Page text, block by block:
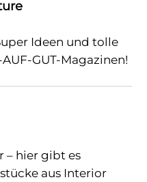
Ideen und tolle
GUT-Magazinen!
– hier gibt es
aus Interior